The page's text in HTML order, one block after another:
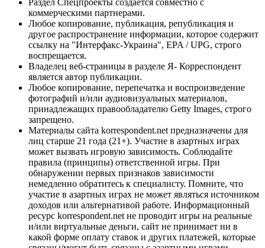
коммерческими партнерами.
Любое копирование, публикация, републикация и
другое распространение информации, которое содержит
ссылку на "Интерфакс-Украина", EPA / UPG, строго
воспрещается.
Владелец веб-страницы в разделе Я- Корреспондент
является автор публикации.
Любое копирование, перепечатка и воспроизведение
фотографий и/или аудиовизуальных материалов,
принадлежащих правообладателю Getty Images, строго
запрещено.
Материалы сайта korrespondent.net предназначены для
лиц старше 21 года (21+). Участие в азартных играх
может вызвать игровую зависимость. Соблюдайте
правила (принципы) ответственной игры. При
обнаружении первых признаков зависимости
немедленно обратитесь к специалисту. Помните, что
участие в азартных играх не может являться источником
доходов или альтернативой работе. Информационный
ресурс korrespondent.net не проводит игры на реальные
и/или виртуальные деньги, сайт не принимает ни в
какой форме оплату ставок и других платежей, которые